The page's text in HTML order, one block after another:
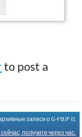
to post a
записи о G-FBJF (с
получите через час.